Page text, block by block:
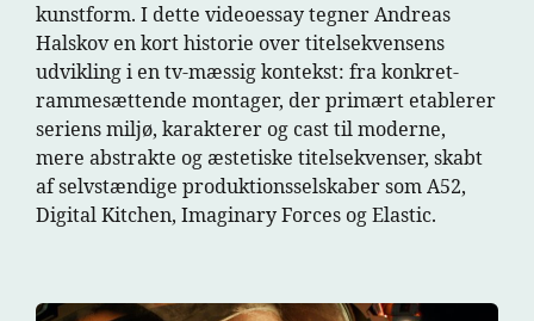
kunstform. I dette videoessay tegner Andreas
Halskov en kort historie over titelsekvensens
udvikling i en tv-mæssig kontekst: fra konkret-
rammesættende montager, der primært etablerer
seriens miljø, karakterer og cast til moderne,
mere abstrakte og æstetiske titelsekvenser, skabt
af selvstændige produktionsselskaber som A52,
Digital Kitchen, Imaginary Forces og Elastic.